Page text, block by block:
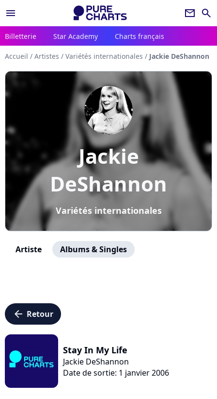
menu newsletter search
Billetterie Star Academy Charts français
Accueil / Artistes / Variétés internationales / Jackie DeShannon
Jackie
DeShannon
Variétés internationales
Artiste Albums & Singles
arrow_left Retour
Stay In My Life
Jackie DeShannon
Date de sortie: 1 janvier 2006